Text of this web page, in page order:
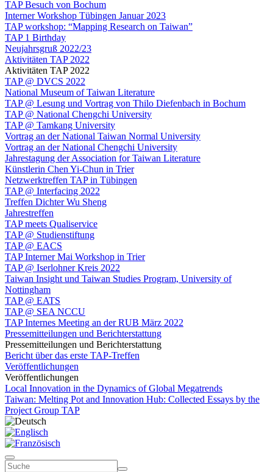
TAP Besuch von Bochum
Interner Workshop Tübingen Januar 2023
TAP workshop: “Mapping Research on Taiwan”
TAP 1 Birthday
Neujahrsgruß 2022/23
Aktivitäten TAP 2022
Aktivitäten TAP 2022
TAP @ DVCS 2022
National Museum of Taiwan Literature
TAP @ Lesung und Vortrag von Thilo Diefenbach in Bochum
TAP @ National Chengchi University
TAP @ Tamkang University
Vortrag an der National Taiwan Normal University
Vortrag an der National Chengchi University
Jahrestagung der Association for Taiwan Literature
Künstlerin Chen Yi-Chun in Trier
Netzwerktreffen TAP in Tübingen
TAP @ Interfacing 2022
Treffen Dichter Wu Sheng
Jahrestreffen
TAP meets Qualiservice
TAP @ Studienstiftung
TAP @ EACS
TAP Interner Mai Workshop in Trier
TAP @ Iserlohner Kreis 2022
Taiwan Insight und Taiwan Studies Program, University of
Nottingham
TAP @ EATS
TAP @ SEA NCCU
TAP Internes Meeting an der RUB März 2022
Pressemitteilungen und Berichterstattung
Pressemitteilungen und Berichterstattung
Bericht über das erste TAP-Treffen
Veröffentlichungen
Veröffentlichungen
Local Innovation in the Dynamics of Global Megatrends
Taiwan: Melting Pot and Innovation Hub: Collected Essays by the
Project Group TAP